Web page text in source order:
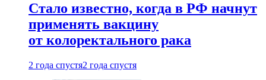
Стало известно, когда в РФ начнут
применять вакцину
от колоректального рака
2 года спустя2 года спустя